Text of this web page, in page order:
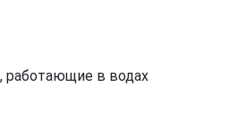
работающие в водах